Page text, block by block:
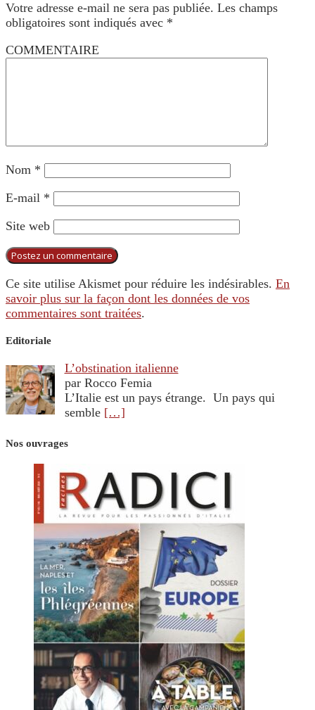
Votre adresse e-mail ne sera pas publiée. Les champs
obligatoires sont indiqués avec *
COMMENTAIRE
Nom *
E-mail *
Site web
Ce site utilise Akismet pour réduire les indésirables. En
savoir plus sur la façon dont les données de vos
commentaires sont traitées.
Editoriale
L’obstination italienne
par Rocco Femia
L’Italie est un pays étrange. Un pays qui
semble […]
Nos ouvrages